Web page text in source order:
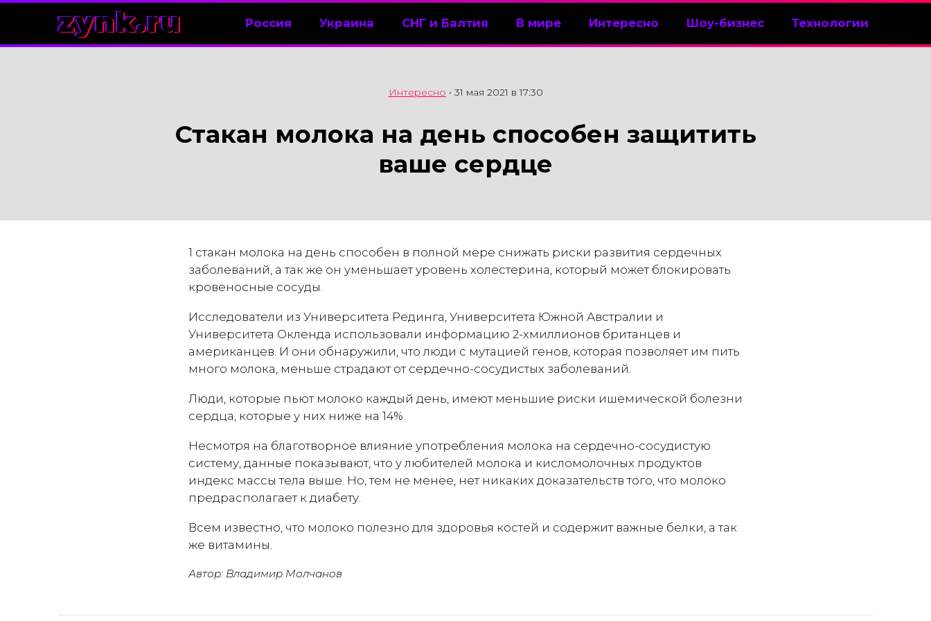
zynk.ru Россия Украина СНГ и Балтия В мире Интересно Шоу-бизнес Технологии
Интересно • 31 мая 2021 в 17:30
Стакан молока на день способен защитить
ваше сердце
1 стакан молока на день способен в полной мере снижать риски развития сердечных
заболеваний, а так же он уменьшает уровень холестерина, который может блокировать
кровеносные сосуды.
Исследователи из Университета Рединга, Университета Южной Австралии и
Университета Окленда использовали информацию 2-хмиллионов британцев и
американцев. И они обнаружили, что люди с мутацией генов, которая позволяет им пить
много молока, меньше страдают от сердечно-сосудистых заболеваний.
Люди, которые пьют молоко каждый день, имеют меньшие риски ишемической болезни
сердца, которые у них ниже на 14%.
Несмотря на благотворное влияние употребления молока на сердечно-сосудистую
систему, данные показывают, что у любителей молока и кисломолочных продуктов
индекс массы тела выше. Но, тем не менее, нет никаких доказательств того, что молоко
предрасполагает к диабету.
Всем известно, что молоко полезно для здоровья костей и содержит важные белки, а так
же витамины.
Автор: Владимир Молчанов